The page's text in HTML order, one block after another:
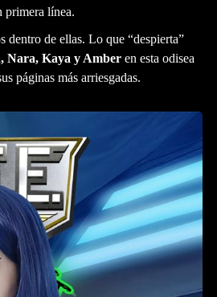
primera línea.
dentro de ellas. Lo que “despierta”
Nara, Kaya y Amber en esta odisea
páginas más arriesgadas.